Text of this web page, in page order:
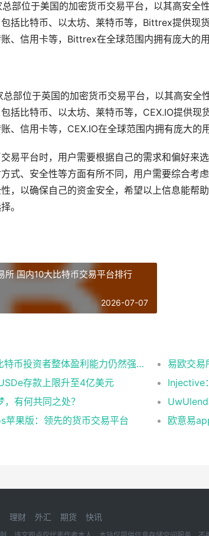
部位于美国的加密货币交易平台，以其高安全
括比特币、以太坊、莱特币等，Bittrex提供现
、信用卡等，Bittrex在全球范围内拥有庞大的
总部位于英国的加密货币交易平台，以其高安全
括比特币、以太坊、莱特币等，CEX.IO提供现
、信用卡等，CEX.IO在全球范围内拥有庞大的
易平台时，用户需要根据自己的需求和偏好来
式、安全性等方面有所不同，用户需要综合考
，以确保自己的资金安全，希望以上信息能帮
。
所 国内10大比特币交易平台排行
2026-07-07
Glassnode：比特币投资者整体盈利能力仍然强劲，更大的波动即将到来
存款上限升至4亿美元
Injective
，有何共同之处？
苹果版：领先的货币交易平台
理财 外汇 期货 快讯